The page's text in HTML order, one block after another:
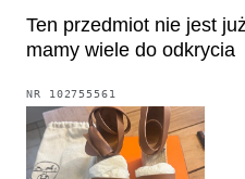
Ten przedmiot nie jest
mamy wiele do odkrycia
NR 102755561